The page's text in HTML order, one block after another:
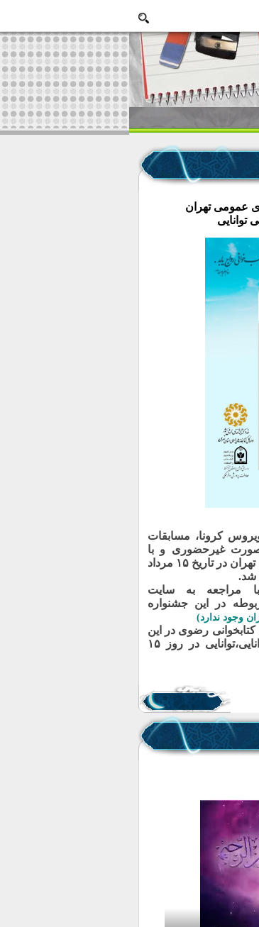
عمومی تهران
کرونا، مسابقات
صورت غیرحضوری و با
همکاری اداره کل کتابخانه های عمومی استان تهران در تاریخ ۱۵ مرداد
به سایت
در این جشنواره
وجود ندارد)
رضوی در این
سامانه بارگزاری شده است و مسابقات دانایی،توانایی در روز ۱۵